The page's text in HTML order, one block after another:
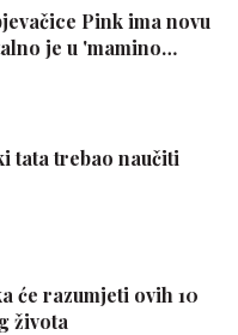
Pink ima novu
je u 'mamino…
tata trebao naučiti
će razumjeti ovih 10
života